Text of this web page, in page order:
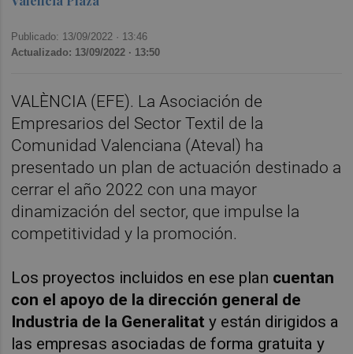
Publicado: 13/09/2022 · 13:46
Actualizado: 13/09/2022 · 13:50
VALÈNCIA (EFE). La Asociación de
Empresarios del Sector Textil de la
Comunidad Valenciana (Ateval) ha
presentado un plan de actuación destinado a
cerrar el año 2022 con una mayor
dinamización del sector, que impulse la
competitividad y la promoción.
Los proyectos incluidos en ese plan cuentan
con el apoyo de la dirección general de
Industria de la Generalitat y están dirigidos a
las empresas asociadas de forma gratuita y